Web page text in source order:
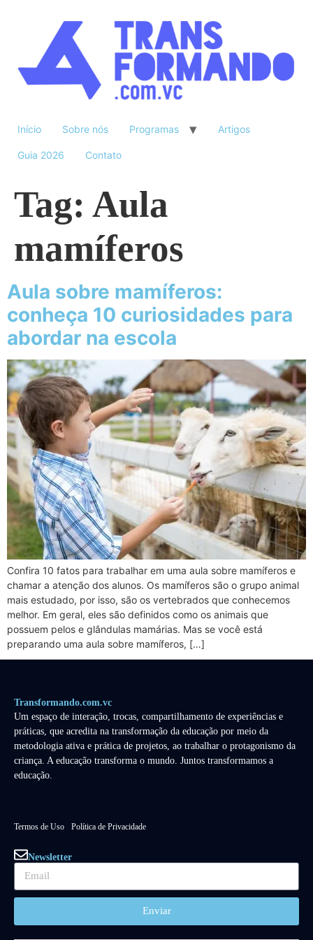
Início Sobre nós Programas Artigos
Guia 2026 Contato
Tag: Aula
mamíferos
Aula sobre mamíferos:
conheça 10 curiosidades para
abordar na escola
Confira 10 fatos para trabalhar em uma aula sobre mamíferos e
chamar a atenção dos alunos. Os mamíferos são o grupo animal
mais estudado, por isso, são os vertebrados que conhecemos
melhor. Em geral, eles são definidos como os animais que
possuem pelos e glândulas mamárias. Mas se você está
preparando uma aula sobre mamíferos, […]
Transformando.com.vc
Um espaço de interação, trocas, compartilhamento de experiências e
práticas, que acredita na transformação da educação por meio da
metodologia ativa e prática de projetos, ao trabalhar o protagonismo da
criança. A educação transforma o mundo. Juntos transformamos a
educação.
Termos de Uso Política de Privacidade
Newsletter
Enviar